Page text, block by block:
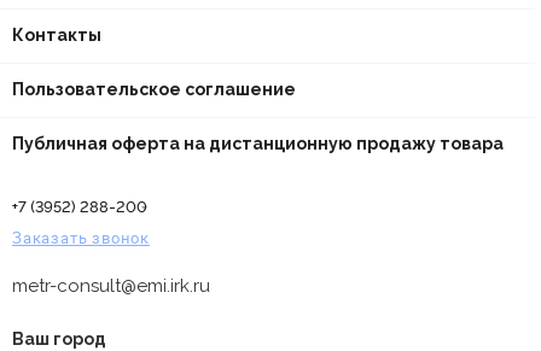
Контакты
Пользовательское соглашение
Публичная оферта на дистанционную продажу товара
+7 (3952) 288-200
Заказать звонок
metr-consult@emi.irk.ru
Ваш город